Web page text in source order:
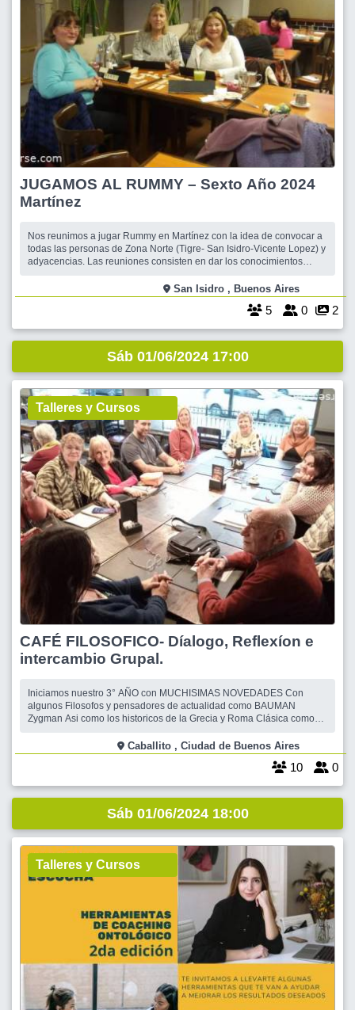
JUGAMOS AL RUMMY – Sexto Año 2024
Martínez
Nos reunimos a jugar Rummy en Martínez con la idea de convocar a
todas las personas de Zona Norte (Tigre- San Isidro-Vicente Lopez) y
adyacencias. Las reuniones consisten en dar los conocimientos
reunión podrán salir jugando e incrementaran sus habilidades a
medida que sigan p
San Isidro , Buenos Aires
5 0 2
Sáb 01/06/2024 17:00
Talleres y Cursos
CAFÉ FILOSOFICO- Díalogo, Reflexíon e
intercambio Grupal.
Iniciamos nuestro 3° AÑO con MUCHISIMAS NOVEDADES Con
algunos Filosofos y pensadores de actualidad como BAUMAN
Zygman Asi como los historicos de la Grecia y Roma Clásica como
Filosofía, interrelacionando con las otras personas, dando los
diferentes puntos de vista mediante u
Caballito , Ciudad de Buenos Aires
10 0
Sáb 01/06/2024 18:00
Talleres y Cursos